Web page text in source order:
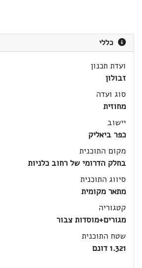
כללי
ועדת תכנון
זבולון
סוג ועדה
מחוזית
יישוב
כפר ביאליק
מקום התוכנית
בחלק הדרומי של רחוב כלניות
סיווג התוכנית
מתאר מקומית
קטגוריה
מגורים+מוסדות צבור
שטח התוכנית
1.321 דונם